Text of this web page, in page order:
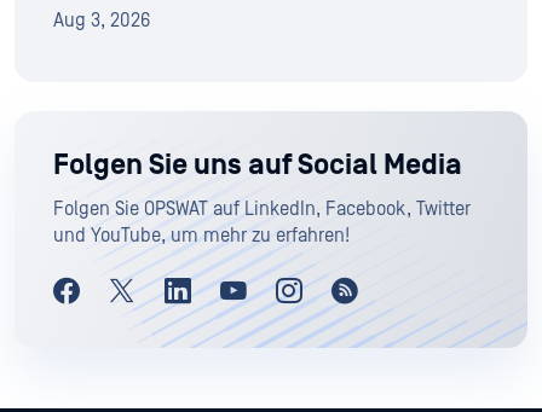
Aug 3, 2026
Folgen Sie uns auf Social Media
Folgen Sie OPSWAT auf LinkedIn, Facebook, Twitter
und YouTube, um mehr zu erfahren!